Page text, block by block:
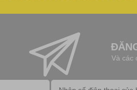
Và các